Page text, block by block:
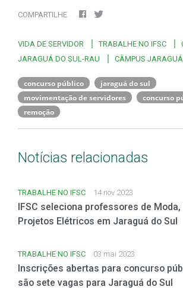
COMPARTILHE
VIDA DE SERVIDOR TRABALHE NO IFSC
JARAGUÁ DO SUL-RAU
CÂMPUS
concurso público
jaraguá do sul
movimentação de servidores
concurso
remoção
Notícias relacionadas
TRABALHE NO IFSC 14 nov 2023
IFSC seleciona professores de Moda,
Projetos Elétricos em Jaraguá do Sul
TRABALHE NO IFSC 03 mai 2023
Inscrições abertas para concurso
são sete vagas para Jaraguá do Sul